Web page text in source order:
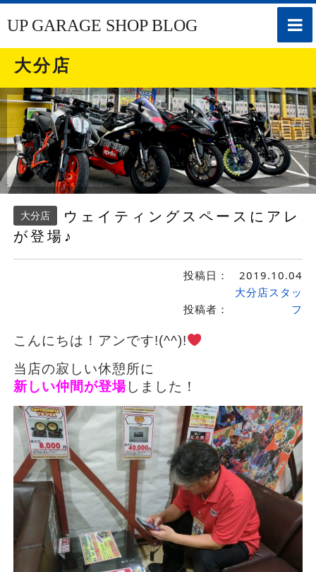
toggle
UP GARAGE SHOP BLOG
大分店
大分店
ウェイティングスペースにアレ
が登場♪
投稿日： 2019.10.04
投稿者：
大分店スタッ
フ
こんにちは！アンです!(^^)!
当店の寂しい休憩所に
新しい仲間が登場しました！